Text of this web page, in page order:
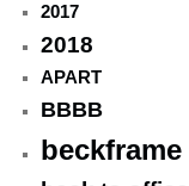
2017
2018
APART
BBBB
beckframe